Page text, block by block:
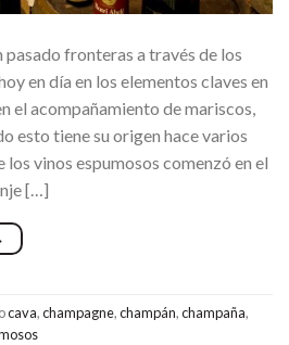
pasado fronteras a través de los
en día en los elementos claves en
el acompañamiento de mariscos,
esto tiene su origen hace varios
vinos espumosos comenzó en el
[…]
cava,champagne,champán,champaña,